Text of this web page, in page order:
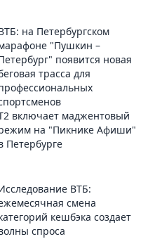
на Петербургском
"Пушкин –
появится новая
трасса для
включает маджентовый
на "Пикнике Афиши"
Петербурге
ВТБ:
смена
кешбэка создает
спроса